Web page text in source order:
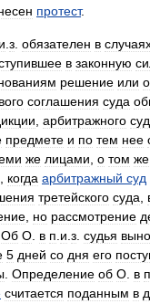
протест.
и з обязателен в
в законную
решение или
соглашения суда
арбитражного
предмете и по тем нее
же лицами о том же
когда арбитражный суд
третейского суда
но рассмотрение
Об О в п и з судья
5 дней со дня его
Определение об О в п
считается поданным в